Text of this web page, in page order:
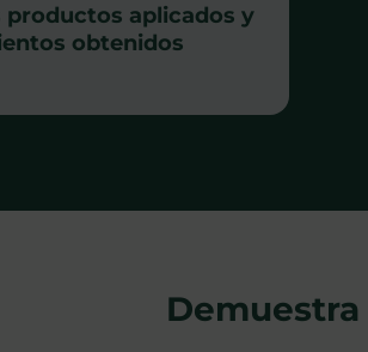
productos aplicados y
obtenidos